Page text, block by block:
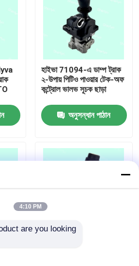
হাইভা 71094-এ ডাম্প ট্রাক
২-উপায় পিটিও পাওয়ার টেক-অফ
কন্ট্রোল ভালভ সূচক ছাড়া
অনুসন্ধান পাঠান
4:10 PM
are you looking